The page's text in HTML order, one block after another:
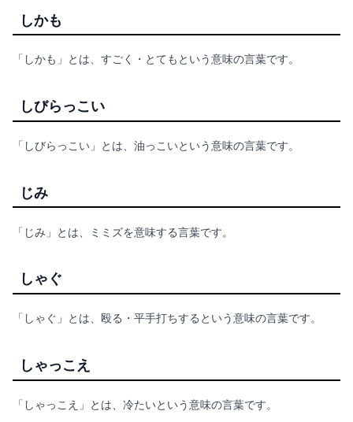
しかも
「しかも」とは、すごく・とてもという意味の言葉です。
しびらっこい
「しびらっこい」とは、油っこいという意味の言葉です。
じみ
「じみ」とは、ミミズを意味する言葉です。
しゃぐ
「しゃぐ」とは、殴る・平手打ちするという意味の言葉です。
しゃっこえ
「しゃっこえ」とは、冷たいという意味の言葉です。